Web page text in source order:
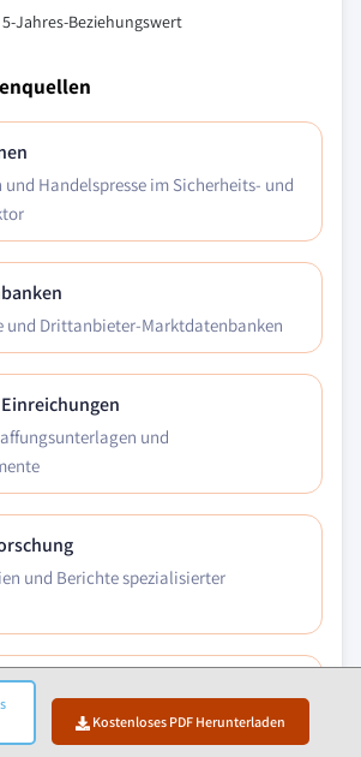
Kostenloses PDF Herunterladen
5-Jahres-Beziehungswert
Handelspresse im Sicherheits- und
und Drittanbieter-Marktdatenbanken
und
und Berichte spezialisierter
und